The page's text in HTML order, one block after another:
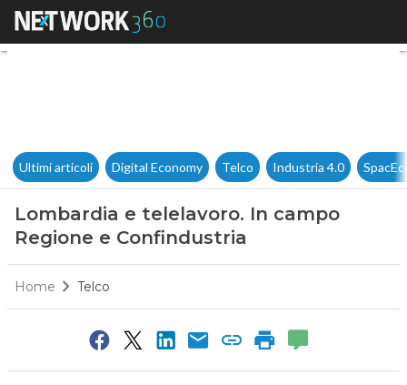
Lombardia e telelavoro. In
Ultimi articoli Digital Economy Telco Industria 4.0
Lombardia e telelavoro. In campo
Regione e Confindustria
Home Telco